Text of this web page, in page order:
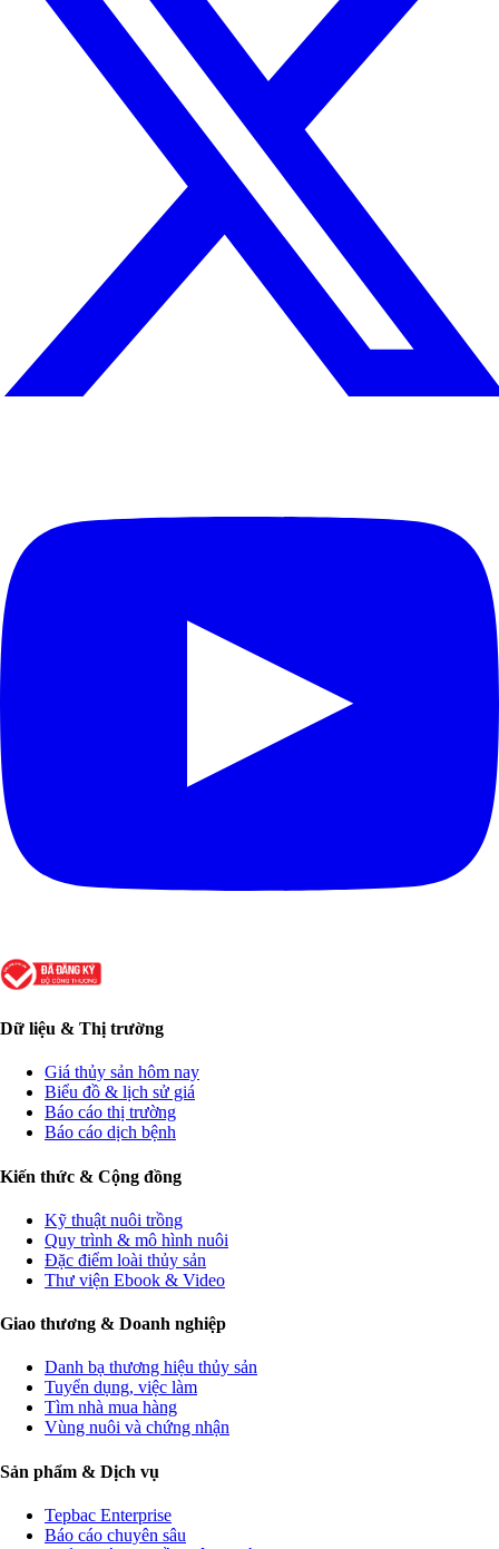
Dữ liệu & Thị trường
Giá thủy sản hôm nay
Biểu đồ & lịch sử giá
Báo cáo thị trường
Báo cáo dịch bệnh
Kiến thức & Cộng đồng
Kỹ thuật nuôi trồng
Quy trình & mô hình nuôi
Đặc điểm loài thủy sản
Thư viện Ebook & Video
Giao thương & Doanh nghiệp
Danh bạ thương hiệu thủy sản
Tuyển dụng, việc làm
Tìm nhà mua hàng
Vùng nuôi và chứng nhận
Sản phẩm & Dịch vụ
Tepbac Enterprise
Báo cáo chuyên sâu